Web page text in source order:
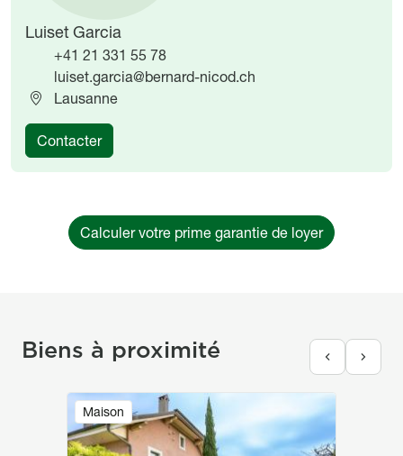
Luiset Garcia
+41 21 331 55 78
luiset.garcia@bernard-nicod.ch
Lausanne
Contacter
Calculer votre prime garantie de loyer
Biens à proximité
Maison
Image